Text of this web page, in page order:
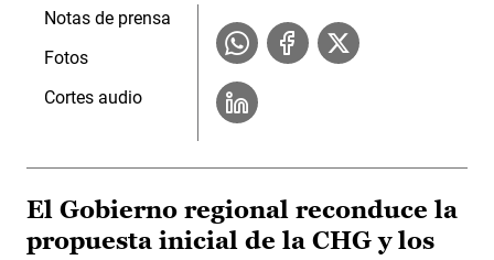
Notas de prensa
Fotos
Cortes audio
El Gobierno regional reconduce la
propuesta inicial de la CHG y los